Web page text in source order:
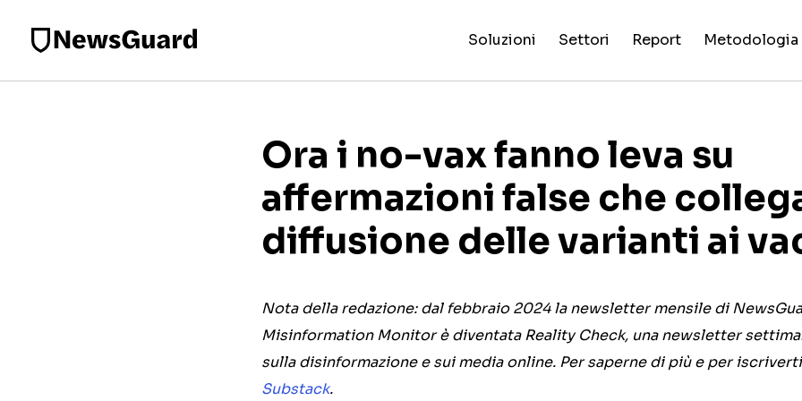
Soluzioni
NewsGuard
di
Claim
Settori
Tutti i
Report
Special
Metodologia
criteri di
Ora i no-vax fanno leva su
affermazioni false che
diffusione delle varianti ai
Nota della redazione: dal febbraio 2024 la newsletter mensile di
Misinformation Monitor è diventata Reality Check, una newsletter
sulla disinformazione e sui media online. Per saperne di più e per
Substack.